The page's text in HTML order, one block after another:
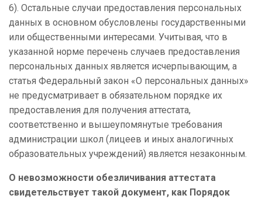
6). Остальные случаи предоставления персональных
данных в основном обусловлены государственными
или общественными интересами. Учитывая, что в
указанной норме перечень случаев предоставления
персональных данных является исчерпывающим, а
статья Федеральный закон «О персональных данных»
не предусматривает в обязательном порядке их
предоставления для получения аттестата,
соответственно и вышеупомянутые требования
администрации школ (лицеев и иных аналогичных
образовательных учреждений) является незаконным.
О невозможности обезличивания аттестата
свидетельствует такой документ, как Порядок